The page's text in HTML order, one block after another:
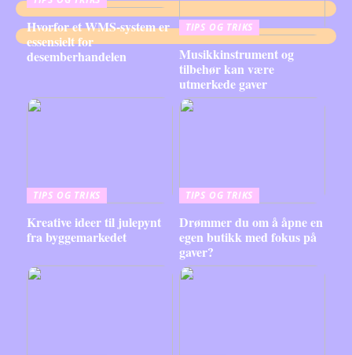
Hvorfor et WMS-system er
essensielt for
desemberhandelen
TIPS OG TRIKS
Musikkinstrument og
tilbehør kan være
utmerkede gaver
TIPS OG TRIKS
Kreative ideer til julepynt
fra byggemarkedet
TIPS OG TRIKS
Drømmer du om å åpne en
egen butikk med fokus på
gaver?